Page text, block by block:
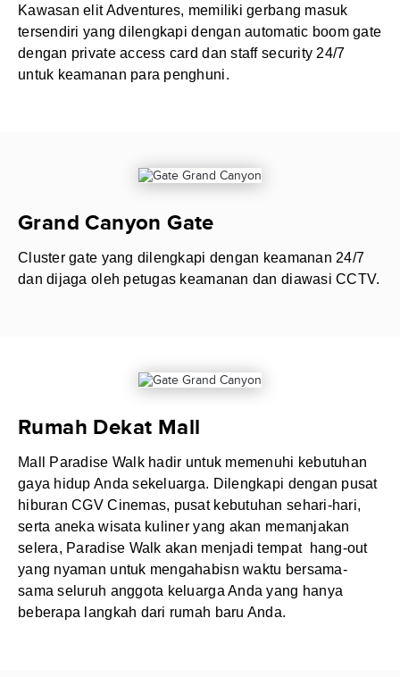
Kawasan elit Adventures, memiliki gerbang masuk
tersendiri yang dilengkapi dengan automatic boom gate
dengan private access card dan staff security 24/7
untuk keamanan para penghuni.
Grand Canyon Gate
Cluster gate yang dilengkapi dengan keamanan 24/7
dan dijaga oleh petugas keamanan dan diawasi CCTV.
Rumah Dekat Mall
Mall Paradise Walk hadir untuk memenuhi kebutuhan
gaya hidup Anda sekeluarga. Dilengkapi dengan pusat
hiburan CGV Cinemas, pusat kebutuhan sehari-hari,
serta aneka wisata kuliner yang akan memanjakan
selera, Paradise Walk akan menjadi tempat hang-out
yang nyaman untuk mengahabisn waktu bersama-
sama seluruh anggota keluarga Anda yang hanya
beberapa langkah dari rumah baru Anda.